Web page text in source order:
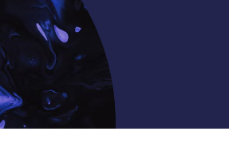
RISALAH RAPAT